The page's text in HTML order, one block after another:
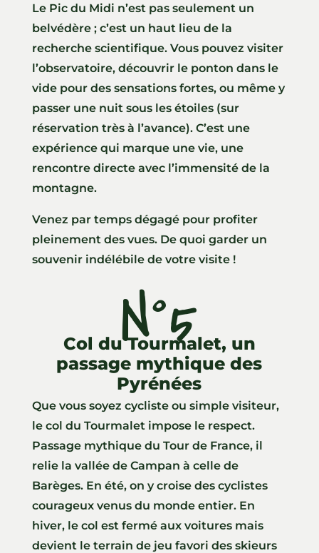
Le Pic du Midi n’est pas seulement un
belvédère ; c’est un haut lieu de la
recherche scientifique. Vous pouvez visiter
l’observatoire, découvrir le ponton dans le
vide pour des sensations fortes, ou même y
passer une nuit sous les étoiles (sur
réservation très à l’avance). C’est une
expérience qui marque une vie, une
rencontre directe avec l’immensité de la
montagne.
Venez par temps dégagé pour profiter
pleinement des vues. De quoi garder un
souvenir indélébile de votre visite !
N°5
Col du Tourmalet, un
passage mythique des
Pyrénées
Que vous soyez cycliste ou simple visiteur,
le col du Tourmalet impose le respect.
Passage mythique du Tour de France, il
relie la vallée de Campan à celle de
Barèges. En été, on y croise des cyclistes
courageux venus du monde entier. En
hiver, le col est fermé aux voitures mais
devient le terrain de jeu favori des skieurs